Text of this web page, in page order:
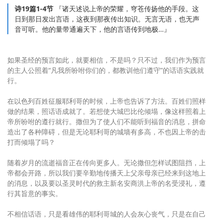
诗19篇1-4节 『诸天述说上帝的荣耀，穹苍传扬他的手段。这
日到那日发出言语，这夜到那夜传出知识。无言无语，也无声
音可听。他的量带通遍天下，他的言语传到地极…』
如果圣经的预言如此，就要相信，不是吗？只不过，我们作为预言
的主人公照着“凡我所吩咐你们的，都教训他们遵守”的话语实践就
行。
在以色列百姓征服耶利哥的时候，上帝也告诉了方法。百姓们照样
做的结果，照话语成就了。若想使大城巴比伦倾塌，像这样照着上
帝所吩咐的遵行就行。撒但为了使人们不能听到福音的消息，拼命
造出了各种障碍，但是无论耶利哥的城墙有多高，不也因上帝的击
打而倾塌了吗？
随着岁月的流逝福音正在传向更多人。无论撒但怎样试图阻挡，上
帝都会开路，所以我们要辛勤地传播天上父亲母亲已经来到这地上
的消息，以及要以圣灵时代的救主新名安商洪上帝的名受浸礼，遵
行其旨意的事实。
不相信话语，只是看雄伟的耶利哥城的人会灰心丧气，只是在自己